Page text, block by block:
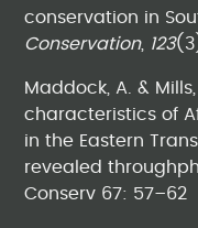
conservation in
Conservation, 123
Maddock, A. &
characteristics of
in the Eastern
revealed
Conserv 67: 57–62